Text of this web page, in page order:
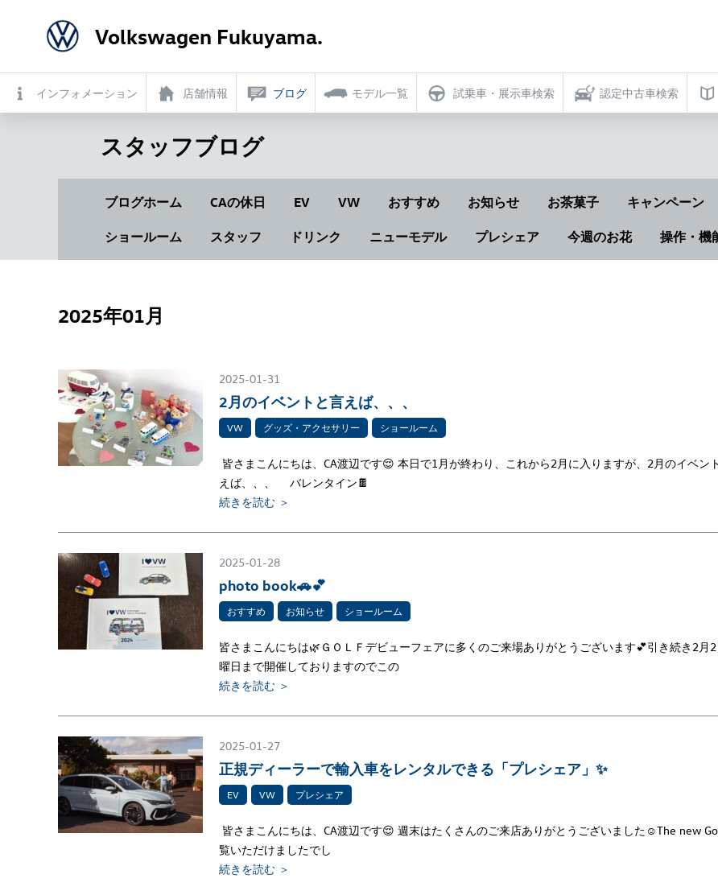
Volkswagen Fukuyama.
インフォメーション 店舗情報 ブログ モデル一覧 試乗車・展示車検索 認定中古車検索
スタッフブログ
ブログホーム CAの休日 EV VW おすすめ お知らせ お茶菓子 キャンペーン
ショールーム スタッフ ドリンク ニューモデル プレシェア 今週のお花 操作・機
2025年01月
2025-01-31
2月のイベントと言えば、、、
VW グッズ・アクセサリー ショールーム
皆さまこんにちは、CA渡辺です😌 本日で1月が終わり、これから2月に入りますが、2月のイベン
えば、、、 バレンタイン🍫
続きを読む ＞
2025-01-28
photo book🚗💕
おすすめ お知らせ ショールーム
皆さまこんにちは🌿ＧＯＬＦデビューフェアに多くのご来場ありがとうございます💕引き続き2月2
曜日まで開催しておりますのでこの
続きを読む ＞
2025-01-27
正規ディーラーで輸入車をレンタルできる「プレシェア」✨
EV VW プレシェア
皆さまこんにちは、CA渡辺です😌 週末はたくさんのご来店ありがとうございました☺The new
覧いただけましたでし
続きを読む ＞